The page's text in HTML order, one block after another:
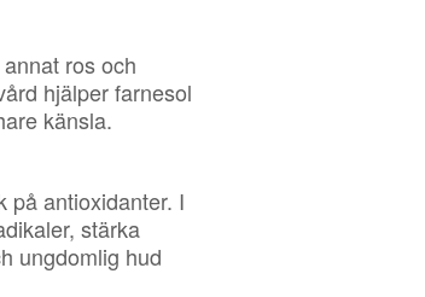
ros och
hjälper farnesol
känsla.
på antioxidanter. I
stärka
ungdomlig hud